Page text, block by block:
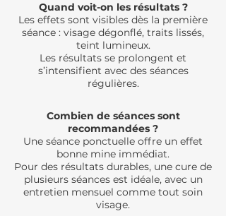
Quand voit-on les résultats ?
Les effets sont visibles dès la première
séance : visage dégonflé, traits lissés,
teint lumineux.
Les résultats se prolongent et
s’intensifient avec des séances
régulières.
Combien de séances sont
recommandées ?
Une séance ponctuelle offre un effet
bonne mine immédiat.
Pour des résultats durables, une cure de
plusieurs séances est idéale, avec un
entretien mensuel comme tout soin
visage.